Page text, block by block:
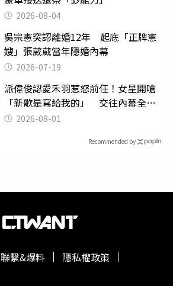
2026-08-04
吳宗憲突認離婚12年 起底「正牌憲
嫂」張葳葳當年隱婚內幕
2026-07-19
派偉俊認愛禾羽惹怒前任！女星開嗆
「新歌是寫給我的」 交往內幕全說
了 2026-08-01
Recommended by
聯繫&爆料
隱私權政策